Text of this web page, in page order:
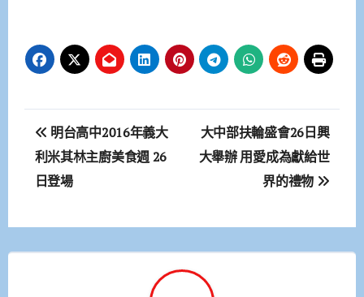
文
章
導
覽
明台高中2016年義大
利米其林主廚美食週 26
日登場
大中部扶輪盛會26日興
大舉辦 用愛成為獻給世
界的禮物